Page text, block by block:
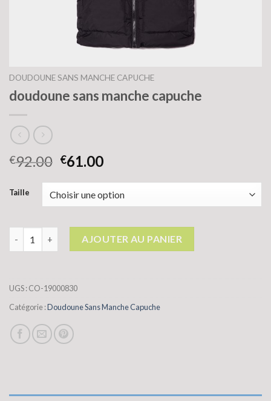
DOUDOUNE SANS MANCHE CAPUCHE
doudoune sans manche capuche
€92.00 €61.00
Taille
quantité de doudoune sans manche capuche
AJOUTER AU PANIER
UGS :CO-19000830
Catégorie :Doudoune Sans Manche Capuche